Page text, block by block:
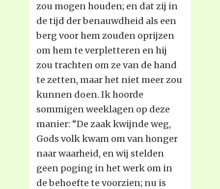
zou mogen houden; en dat zij in
de tijd der benauwdheid als een
berg voor hem zouden oprijzen
om hem te verpletteren en hij
zou trachten om ze van de hand
te zetten, maar het niet meer zou
kunnen doen. Ik hoorde
sommigen weeklagen op deze
manier: “De zaak kwijnde weg,
Gods volk kwam om van honger
naar waarheid, en wij stelden
geen poging in het werk om in
de behoefte te voorzien; nu is